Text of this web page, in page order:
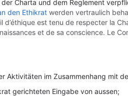
Charta und dem Reglement
den Ethikrat werden vertraulich
d’éthique est tenu de respecter la
et de sa conscience. Le
Aktivitäten im Zusammenhang mit
gerichteten Eingabe von aussen;